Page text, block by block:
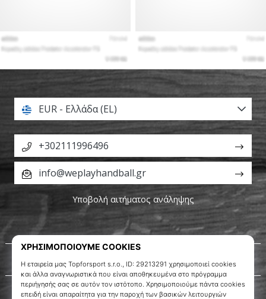
Σχετικά μ' εμάς
Εξυπηρέτηση πελατών
EUR - Ελλάδα (EL)
+302111996496
info@weplayhandball.gr
Υποβολή αιτήματος ανάληψης